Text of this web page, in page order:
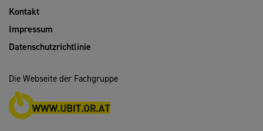
Kontakt
Impressum
Datenschutzrichtlinie
Die Webseite der Fachgruppe